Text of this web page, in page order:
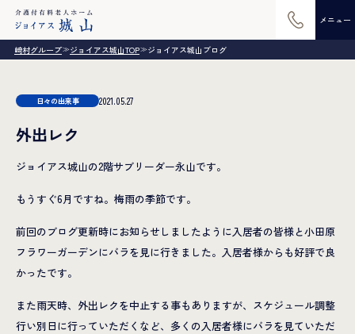
メニュー
崎村グループ≫ジョイアス城山TOP≫ジョイアス城山ブログ
日々の出来事 2021.05.27
外出レク
ジョイアス城山の2階サブリーダー永山です。
もうすぐ6月ですね。梅雨の季節です。
前回のブログ更新時にお知らせしましたように入居者の皆様と小田原
フラワーガーデンにバラを見に行きました。入居者様からも好評で良
かったです。
また雨天時、外出レクを中止する事もありますが、スケジュール調整
行い別日に行っていただくなど、多くの入居者様にバラを見ていただ